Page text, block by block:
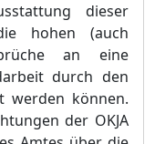
dieser
hohen(auch
che an eine
durch den
werden können.
der OKJA